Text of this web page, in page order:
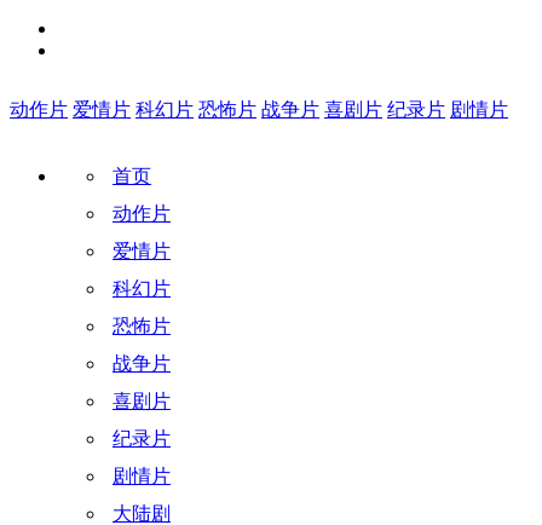
动作片 爱情片 科幻片 恐怖片 战争片 喜剧片 纪录片 剧情片
首页
动作片
爱情片
科幻片
恐怖片
战争片
喜剧片
纪录片
剧情片
大陆剧